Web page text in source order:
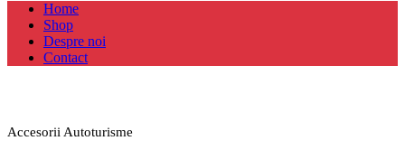
Home
Shop
Despre noi
Contact
Accesorii Autoturisme